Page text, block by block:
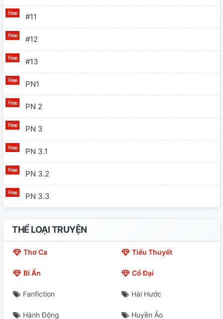
#11
#12
#13
PN1
PN 2
PN 3
PN 3.1
PN 3.2
PN 3.3
PN 3.4
PN 3.5
THỂ LOẠI TRUYỆN
Thơ Ca Tiểu Thuyết
Bí Ẩn Cổ Đại
Fanfiction Hài Hước
Hành Động Huyền Ảo